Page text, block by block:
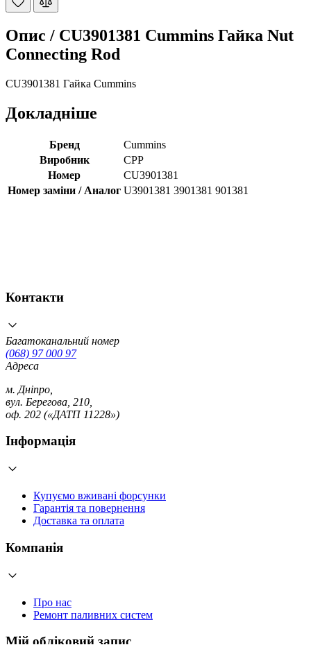
Опис / CU3901381 Cummins Гайка Nut
Connecting Rod
CU3901381 Гайка Cummins
Докладніше
Бренд
Cummins
Виробник
CPP
Номер
CU3901381
Номер заміни / Аналог U3901381 3901381 901381
Контакти
Багатоканальний номер
(068) 97 000 97
Адреса
м. Дніпро,
вул. Берегова, 210,
оф. 202 («ДАТП 11228»)
Інформація
Купуємо вживані форсунки
Гарантія та повернення
Доставка та оплата
Компанія
Про нас
Ремонт паливних систем
Мій обліковий запис